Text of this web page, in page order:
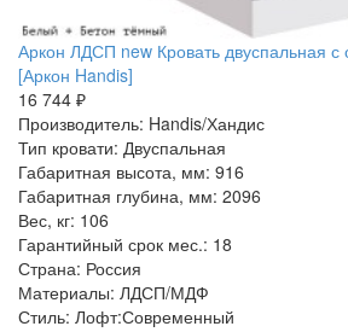
Аркон ЛДСП new Кровать двуспальная
[Аркон Handis]
16 744 ₽
Производитель: Handis/Хандис
Тип кровати: Двуспальная
Габаритная высота, мм: 916
Габаритная глубина, мм: 2096
Вес, кг: 106
Гарантийный срок мес.: 18
Страна: Россия
Материалы: ЛДСП/МДФ
Стиль: Лофт:Современный